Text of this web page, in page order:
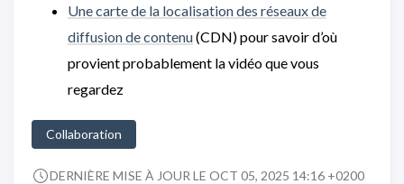
Une carte de la localisation des réseaux de
diffusion de contenu(CDN) pour savoir d’où
provient probablement la vidéo que vous
regardez
Collaboration
DERNIÈRE MISE À JOUR LE OCT 05, 2025 14:16 +0200